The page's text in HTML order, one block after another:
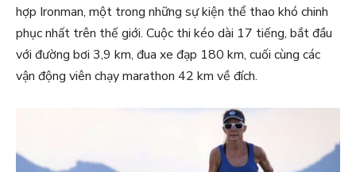
hợp Ironman, một trong những sự kiện thể thao khó chinh
phục nhất trên thế giới. Cuộc thi kéo dài 17 tiếng, bắt đầu
với đường bơi 3,9 km, đua xe đạp 180 km, cuối cùng các
vận động viên chạy marathon 42 km về đích.